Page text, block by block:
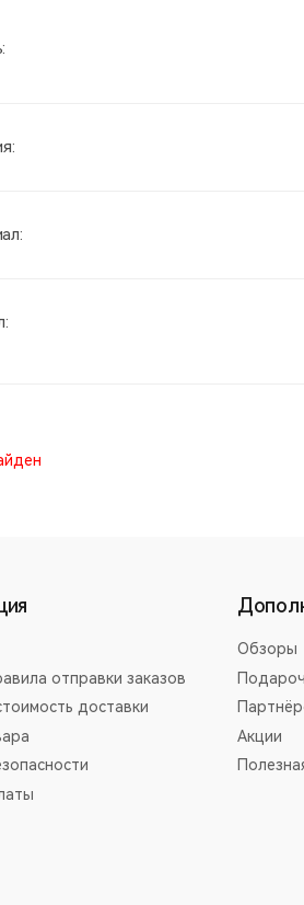
отправки заказов
доставки
Обзоры
Акции